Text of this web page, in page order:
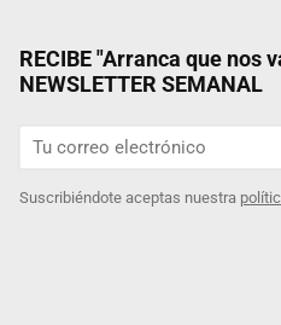
RECIBE "Arranca que nos
NEWSLETTER SEMANAL
Suscribiéndote aceptas nuestra